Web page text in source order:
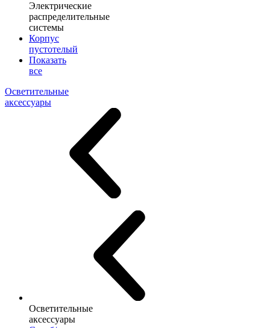
Электрические
распределительные
системы
Корпус
пустотелый
Показать
все
Осветительные
аксессуары
Осветительные
аксессуары